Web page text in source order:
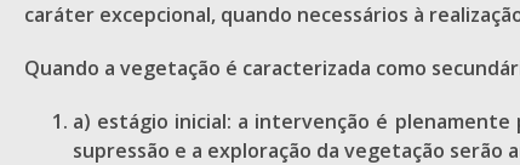
caráter excepcional, quando necessários à
Quando a vegetação é caracterizada como
a) estágio inicial: a intervenção é
supressão e a exploração da vegetação